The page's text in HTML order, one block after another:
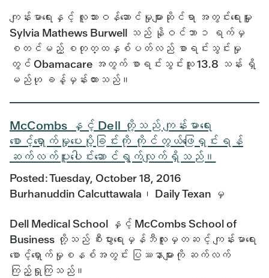
ကျန်းမာရေးနှင့် လူသားဝန်ဆောင်မှုများဆိုင်ရာ အတွင်းရေးမှူး
Sylvia Mathews Burwell သည် နိုဝင်ဘာ ၁ ရက်မှ
စတင်မည့် စတုတ္ထနှစ်ပတ်လည် စာရင်းသွင်းမှု
တွင် Obamacare အတွက် စာရင်းသွင်းသူ 13.8 သန်း ရှိ
မည်ဟု ခန့်မှန်းထားသည်။
McCombs နှင့် Dell တို့သည် ကျန်းမာရေး
စောင့်ရှောက်မှုပေးပို့ခြင်းကို ကိုင်တွယ်ဖြေရှင်းရန်
ဆက်လက်ပူးပေါင်းဆောင်ရွက်လျက်ရှိသည်။
Posted: Tuesday, October 18, 2016
Burhanuddin Calcuttawala၊ Daily Texan မှ
Dell Medical School နှင့် McCombs School of
Business တို့သည် စီးပွားရေးမှန်ဘီလူးမှတဆင့် ကျန်းမာရေး
စောင့်ရှောက်မှုစနစ်အတွင်း ပြဿနာများကို ဆက်လက်
ကြည့်ရှုကြသည်။